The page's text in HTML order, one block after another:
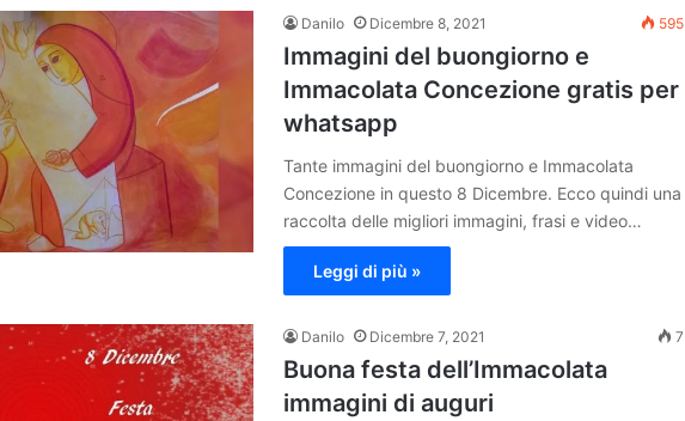
Danilo Dicembre 8, 2021 595
Immagini del buongiorno e
Immacolata Concezione gratis per
whatsapp
Tante immagini del buongiorno e Immacolata
Concezione in questo 8 Dicembre. Ecco quindi una
raccolta delle migliori immagini, frasi e video…
Leggi di più »
Danilo Dicembre 7, 2021 7
Buona festa dell’Immacolata
immagini di auguri